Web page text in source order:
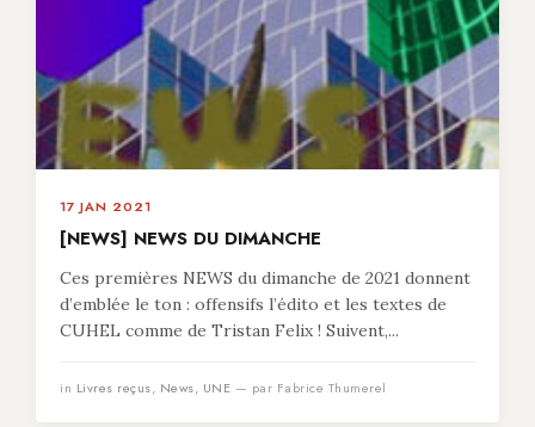
17 JAN 2021
[NEWS] NEWS DU DIMANCHE
Ces premières NEWS du dimanche de 2021 donnent
d’emblée le ton : offensifs l’édito et les textes de
CUHEL comme de Tristan Felix ! Suivent,...
in Livres reçus, News, UNE — par Fabrice Thumerel